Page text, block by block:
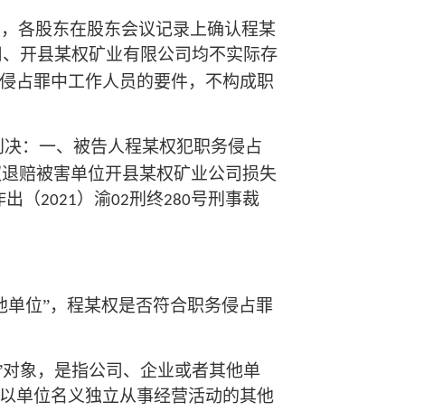
各股东在股东会议记录上确认程某
开县某权矿业有限公司均不实际存
占罪中工作人员的要件，不构成职
决：一、被告人程某权犯职务侵占
赔被害单位开县某权矿业公司损失
出（2021）渝02刑终280号刑事裁
单位”，程某权是否符合职务侵占罪
对象，是指公司、企业或者其他单
单位名义独立从事经营活动的其他